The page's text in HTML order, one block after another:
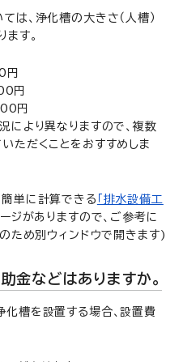
は、浄化槽の大きさ（人槽）
ます。
円
円
円
により異なりますので、複数
ただくことをおすすめしま
単に計算できる 「排水設備工
ジがありますので、ご参考に
ため別ウィンドウで開きます)
金などはありますか。
槽を設置する場合、設置費